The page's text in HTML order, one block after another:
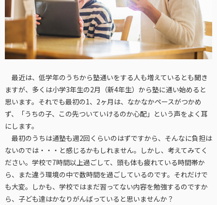
最近は、低学年のうちから塾通いをする人も増えているとも聞き
ますが、多くは小学3年生の2月（新4年生）から塾に通い始めると
思います。それでも最初の1、2ヶ月は、なかなかペースがつかめ
ず、「うちの子、この先ついていけるのか心配」という声をよく耳
にします。
最初のうちは通塾も週2回くらいのはずですから、そんなに負担は
ないのでは・・・と感じるかもしれません。しかし、考えてみてく
ださい。学校で7時間以上過ごして、頭も体も疲れている時間帯か
ら、また違う環境の中で数時間を過ごしているのです。それだけで
も大変。しかも、学校ではまだ習ってない内容を勉強するのですか
ら、子ども達はかなりがんばっていると思いませんか？